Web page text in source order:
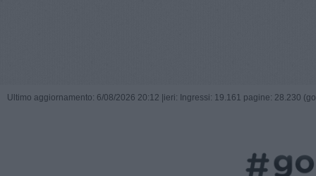
Ultimo aggiornamento: 6/08/2026 20:12 | ieri: Ingressi: 19.161 pagine: 28.230